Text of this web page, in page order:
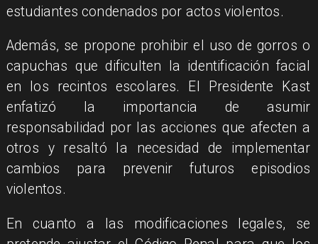
estudiantes condenados por actos violentos.
Además, se propone prohibir el uso de gorros o
capuchas que dificulten la identificación facial
en los recintos escolares. El Presidente Kast
enfatizó la importancia de asumir
responsabilidad por las acciones que afecten a
otros y resaltó la necesidad de implementar
cambios para prevenir futuros episodios
violentos.
En cuanto a las modificaciones legales, se